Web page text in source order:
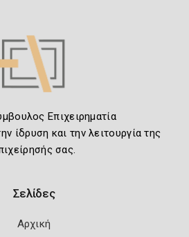
Επιχειρηματία
ίδρυση και την λειτουργία της
σας.
Σελίδες
Αρχική